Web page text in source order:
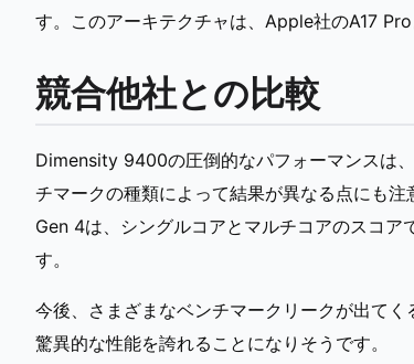
す。このアーキテクチャは、Apple社のA17
競合他社との比較
Dimensity 9400の圧倒的なパフォーマンスは
チマークの種類によって結果が異なる点にも
Gen 4は、シングルコアとマルチコアのスコ
す。
今後、さまざまなベンチマークリークが出て
驚異的な性能を誇れることになりそうです。